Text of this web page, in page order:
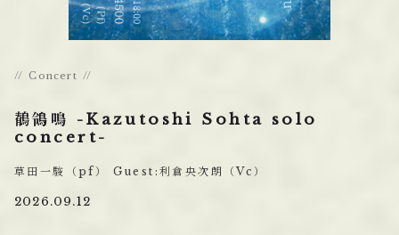
Concert
鶺鴒鳴 -Kazutoshi Sohta solo
concert-
草⽥⼀駿（pf） Guest:利倉央次朗（Vc）
2026.09.12